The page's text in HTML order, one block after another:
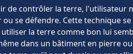
de contrôler la terre, l'utilisateur
se défendre. Cette technique
la terre comme bon lui
dans un bâtiment en pierre